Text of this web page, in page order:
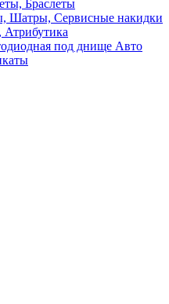
Браслеты
Шатры, Сервисные накидки
под днище Авто